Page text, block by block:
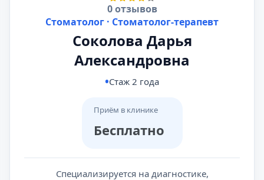
0 отзывов
Стоматолог · Стоматолог-терапевт
Соколова Дарья
Александровна
Стаж 2 года
Приём в клинике
Бесплатно
Специализируется на диагностике,